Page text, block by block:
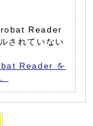
Reader
されていない
Reader を